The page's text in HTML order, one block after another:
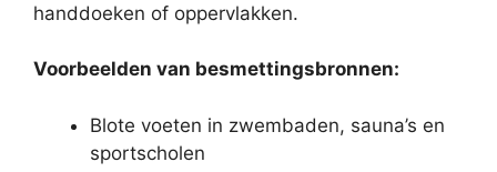
handdoeken of oppervlakken.
Voorbeelden van besmettingsbronnen:
Blote voeten in zwembaden, sauna’s en
sportscholen